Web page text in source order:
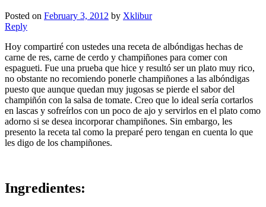
Posted on February 3, 2012 by Xklibur
Reply
Hoy compartiré con ustedes una receta de albóndigas hechas de
carne de res, carne de cerdo y champiñones para comer con
espagueti. Fue una prueba que hice y resultó ser un plato muy rico,
no obstante no recomiendo ponerle champiñones a las albóndigas
puesto que aunque quedan muy jugosas se pierde el sabor del
champiñón con la salsa de tomate. Creo que lo ideal sería cortarlos
en lascas y sofreírlos con un poco de ajo y servirlos en el plato como
adorno si se desea incorporar champiñones. Sin embargo, les
presento la receta tal como la preparé pero tengan en cuenta lo que
les digo de los champiñones.
Ingredientes: